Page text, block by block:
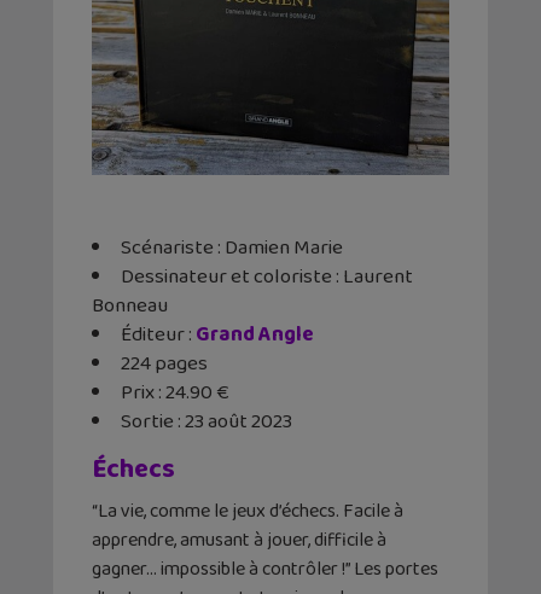
Scénariste : Damien Marie
Dessinateur et coloriste : Laurent
Bonneau
Éditeur ‏:Grand Angle
224 pages
Prix : 24.90 €
Sortie : 23 août 2023
Échecs
“La vie, comme le jeux d’échecs. Facile à
apprendre, amusant à jouer, difficile à
gagner… impossible à contrôler !” Les portes